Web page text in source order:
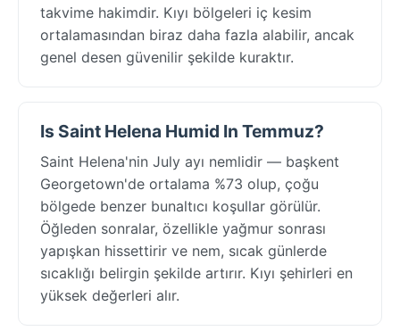
takvime hakimdir. Kıyı bölgeleri iç kesim
ortalamasından biraz daha fazla alabilir, ancak
genel desen güvenilir şekilde kuraktır.
Is Saint Helena Humid In Temmuz?
Saint Helena'nin July ayı nemlidir — başkent
Georgetown'de ortalama %73 olup, çoğu
bölgede benzer bunaltıcı koşullar görülür.
Öğleden sonralar, özellikle yağmur sonrası
yapışkan hissettirir ve nem, sıcak günlerde
sıcaklığı belirgin şekilde artırır. Kıyı şehirleri en
yüksek değerleri alır.